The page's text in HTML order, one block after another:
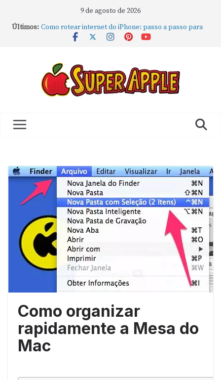
9 de agosto de 2026
Últimos: Como rotear internet do iPhone: passo a passo para
compartilhar a conexão
Como fechar rapidamente todas as janelas ou
aplicativos abertos no Mac
Como gravar tela do MacBook: passo a passo simples
Como organizar
rapidamente a Mesa do
Mac